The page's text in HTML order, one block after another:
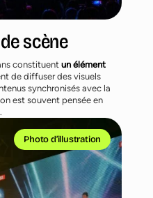
scène
constituent un élément
de diffuser des visuels
synchronisés avec la
est souvent pensée en
Photo d’illustration